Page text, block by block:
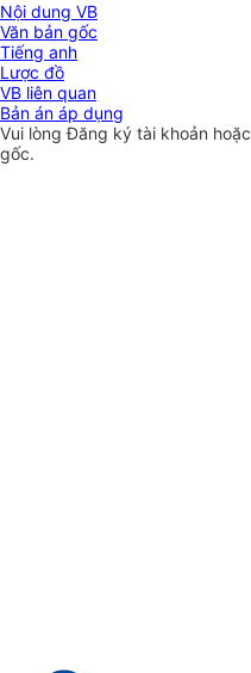
Nội dung VB
Văn bản gốc
Tiếng anh
Lược đồ
VB liên quan
Bản án áp dụng
Vui lòngĐăng ký tài khoản hoặc
gốc.